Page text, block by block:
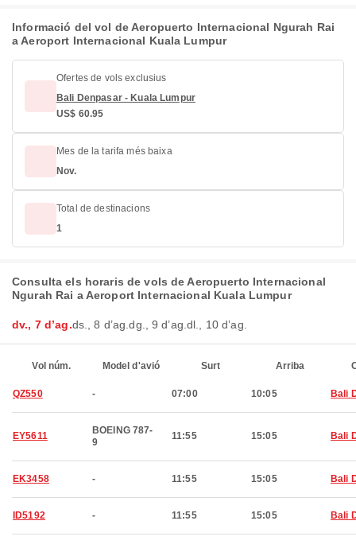
Informació del vol de Aeropuerto Internacional Ngurah Rai
a Aeroport Internacional Kuala Lumpur
Ofertes de vols exclusius
Bali Denpasar - Kuala Lumpur
US$ 60.95
Mes de la tarifa més baixa
Nov.
Total de destinacions
1
Consulta els horaris de vols de Aeropuerto Internacional
Ngurah Rai a Aeroport Internacional Kuala Lumpur
dv., 7 d’ag.ds., 8 d’ag.dg., 9 d’ag.dl., 10 d’ag.
Vol núm. Model d'avió Surt Arriba
QZ550 - 07:00 10:05 Bali
EY5611
BOEING 787-
9
11:55 15:05 Bali
EK3458 - 11:55 15:05 Bali
ID5192 - 11:55 15:05 Bali